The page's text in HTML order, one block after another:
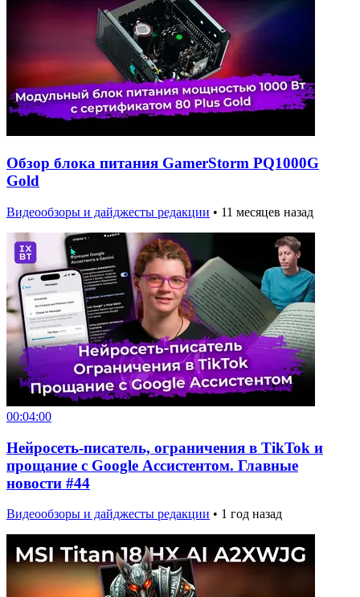
Обзор блока питания GamerStorm PQ1000G
Gold
Видеообзоры и дайджесты редакции • 11 месяцев назад
00:04:00
Нейросеть-писатель, ограничения в TikTok и
прощание с Google Ассистентом. Главные
новости #44
Видеообзоры и дайджесты редакции • 1 год назад